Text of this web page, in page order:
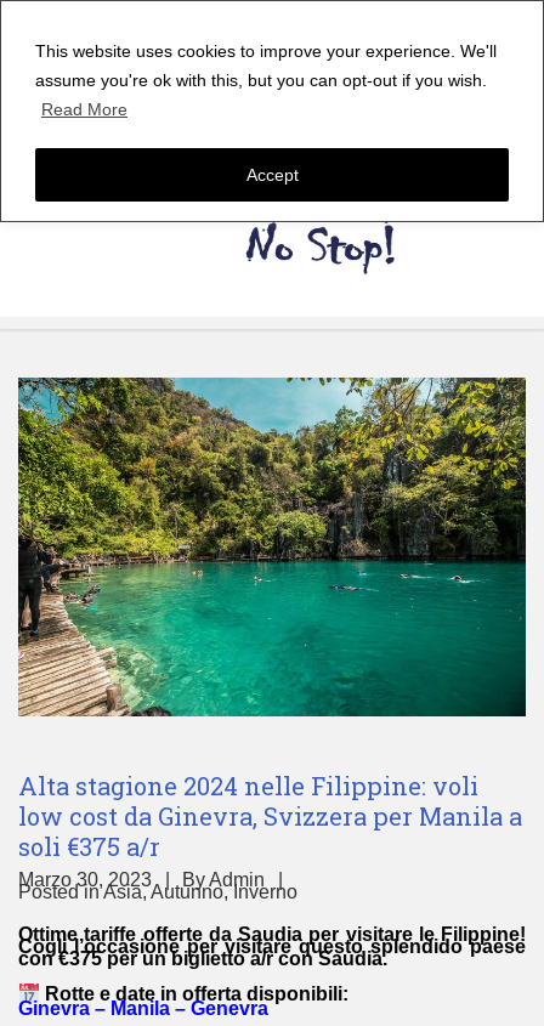
This website uses cookies to improve your experience. We'll
assume you're ok with this, but you can opt-out if you wish.
Read More
Accept
Alta stagione 2024 nelle Filippine: voli
low cost da Ginevra, Svizzera per Manila a
soli €375 a/r
Marzo 30, 2023 ByAdmin
Posted inAsia,Autunno,Inverno
Ottime tariffe offerte da Saudia per visitare le Filippine!
Cogli l’occasione per visitare questo splendido paese
con €375 per un biglietto a/r con Saudia.
Rotte e date in offerta disponibili:
Ginevra – Manila – Genevra